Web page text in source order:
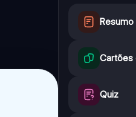
Resumo
Cartões
Quiz